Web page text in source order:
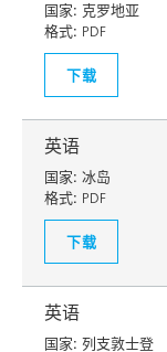
国家: 克罗地亚
格式: PDF
下载
英语
国家: 冰岛
格式: PDF
下载
英语
国家: 列支敦士登